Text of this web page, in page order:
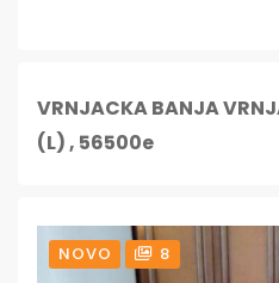
VRNJACKA BANJA
(L) , 56500e
NOVO 8